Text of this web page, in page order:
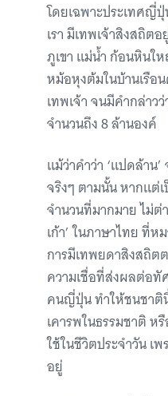
โดยเฉพาะประเทศญี่ปุ่
เรา มีเทพเจ้าสิงสถิต
ภูเขา แม่น้ำ ก้อนหินใ
หม้อหุงต้มในบ้านเรือ
เทพเจ้า จนมีคำกล่า
จำนวนถึง 8 ล้านองค์
แม้ว่าคำว่า ‘แปดล้าน
จริงๆ ตามนั้น หากแต่
จำนวนที่มากมาย ไม่ต่
เก้า’ ในภาษาไทย ที่
การมีเทพยดาสิงสถิต
ความเชื่อที่ส่งผลต่อทั
คนญี่ปุ่น ทำให้ชนชาติ
เคารพในธรรมชาติ ห
ใช้ในชีวิตประจำวัน เ
อยู่